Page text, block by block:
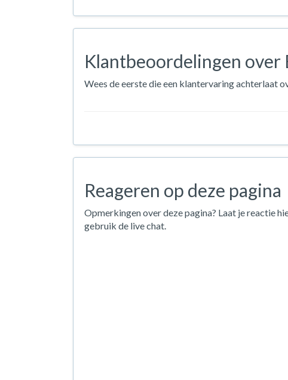
Klantbeoordelingen over
Wees de eerste die een klantervaring achterlaat
Reageren op deze pagina
Opmerkingen over deze pagina? Laat je reactie
gebruik de live chat.